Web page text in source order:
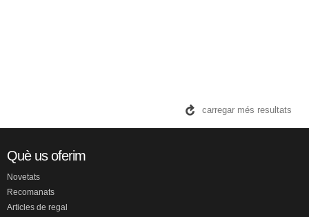
carregar més resultats
Què us oferim
Novetats
Recomanats
Articles de regal